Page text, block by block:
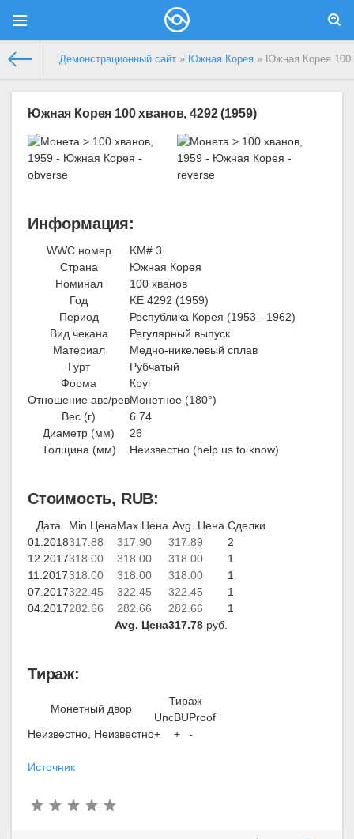
Демонстрационный сайт » Южная Корея » Южная Корея 100
Южная Корея 100 хванов, 4292 (1959)
Информация:
WWC номер
KM# 3
Страна
Южная Корея
Номинал
100 хванов
Год
KE 4292 (1959)
Период
Республика Корея (1953 - 1962)
Вид чекана
Регулярный выпуск
Материал
Медно-никелевый сплав
Гурт
Рубчатый
Форма
Круг
Отношение авс/ревМонетное (180°)
Вес (г)
6.74
Диаметр (мм)
26
Толщина (мм)
Неизвестно (help us to know)
Стоимость, RUB:
Дата Min ЦенаMax Цена Avg. Цена Сделки
01.2018317.88 317.90 317.89
2
12.2017318.00 318.00 318.00
1
11.2017318.00 318.00 318.00
1
07.2017322.45 322.45 322.45
1
04.2017282.66 282.66 282.66
1
Avg. Цена317.78 руб.
Тираж:
Монетный двор
Тираж
UncBUProof
Неизвестно, Неизвестно+ + -
Источник